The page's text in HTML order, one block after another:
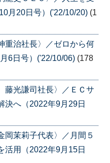
月20日号）('22/10/20) (1
治社長〉／ゼロから何
6日号）('22/10/06) (178
光謙司社長〉／ＥＣサ
決へ（2022年9月29日
茉莉子代表〉／月間５
活用（2022年9月15日